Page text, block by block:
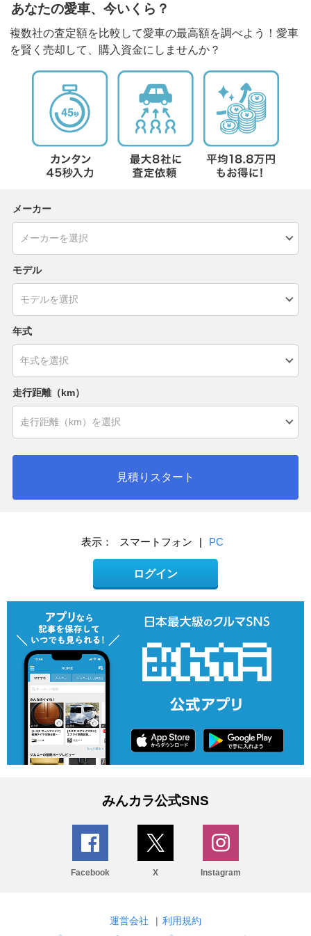
あなたの愛車、今いくら？
複数社の査定額を比較して愛車の最高額を調べよう！愛車
を賢く売却して、購入資金にしませんか？
メーカー
モデル
年式
走行距離（km）
見積りスタート
表示： スマートフォン | PC
ログイン
みんカラ公式SNS
Facebook X Instagram
運営会社 | 利用規約